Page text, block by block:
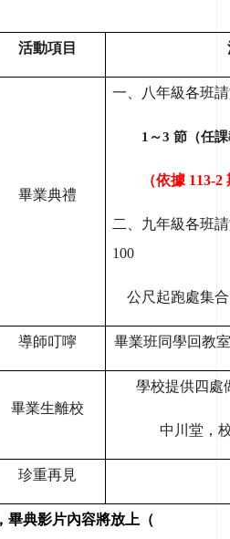
活動項目
畢業典禮
一、八年級各班
1 ～3 節（任
（依據 113-
二、九年級各班
100
公尺起跑處集
導師叮嚀 畢業班同學回教
畢業生離校
學校提供四處
中川堂，
珍重再見
畢典影片內容將放上（